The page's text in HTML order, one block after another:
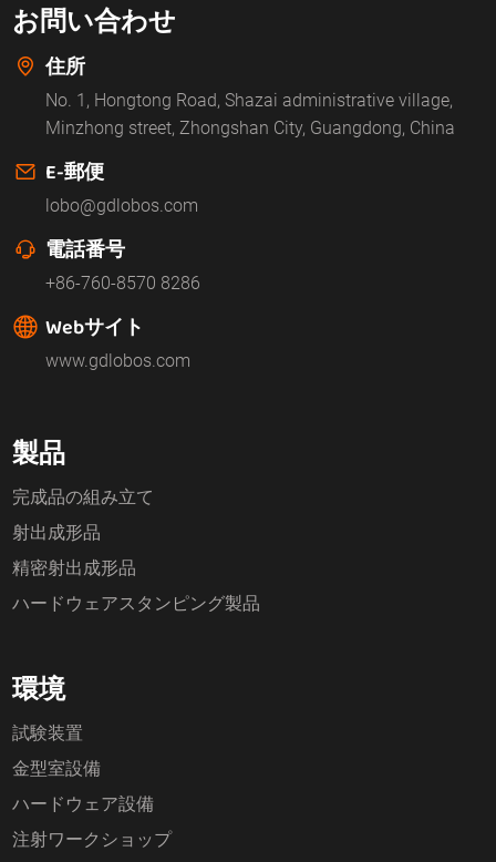
お問い合わせ
住所
No. 1, Hongtong Road, Shazai administrative village,
Minzhong street, Zhongshan City, Guangdong, China
E-郵便
lobo@gdlobos.com
電話番号
+86-760-8570 8286
Webサイト
www.gdlobos.com
製品
完成品の組み立て
射出成形品
精密射出成形品
ハードウェアスタンピング製品
環境
試験装置
金型室設備
ハードウェア設備
注射ワークショップ